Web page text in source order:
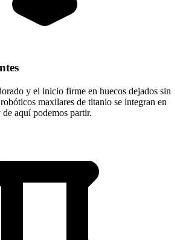
y el inicio firme en huecos dejados sin
maxilares de titanio se integran en
aquí podemos partir.